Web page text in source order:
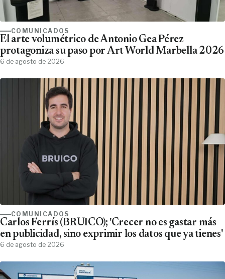
COMUNICADOS
El arte volumétrico de Antonio Gea Pérez
protagoniza su paso por Art World Marbella 2026
6 de agosto de 2026
COMUNICADOS
Carlos Ferrís (BRUICO); 'Crecer no es gastar más
en publicidad, sino exprimir los datos que ya tienes'
6 de agosto de 2026